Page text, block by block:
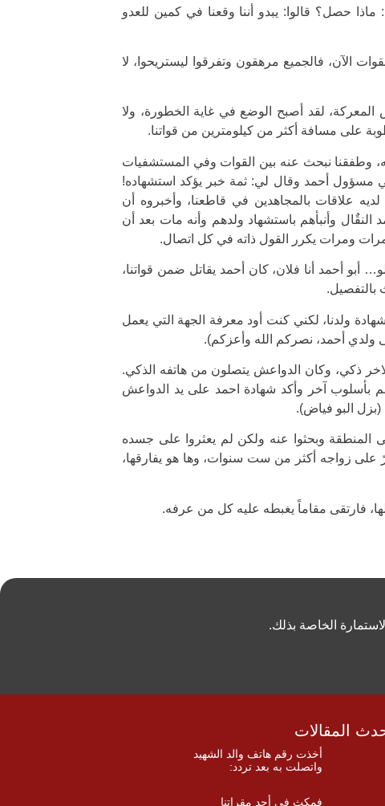
حصل؟ قالوا: يبدو أننا وقعنا في كمين للعدو
الآن، فالجميع مرهقون وتفرقوا ليستريحوا، لا
المعركة، لقد أصبح الوضع في غاية الخطورة، ولا
على مسافة أكثر من كيلومترين من قواتنا.
وطفقنا نبحث عنه بين القوات وفي المستشفيات
بي مسؤول أحمد وقال لي: ثمة خبر يؤكد استشهاده!
علاقات بالمجاهدين في قاطعنا، وأخبروه أن
وأنبأهم باستشهاد ولدهم وأنه مات بعد أن
ومرات يكرر القول ذاته في كل اتصال.
أبو أحمد أنا فلان، كان أحمد يقاتل ضمن قواتنا،
بالتفصيل.
ولدنا، لكني كنت أود معرفة الجهة التي يعمل
ولدي أحمد، نصركم الله وأعزكم).
ذكي، وكان الدواعش يتصلون من هاتفه الذكي.
بأسلوب آخر وأكد شهادة احمد على يد الدواعش
البو فياض).
المنطقة وبحثوا عنه ولكن لم يعثروا على جسده
على زواجه أكثر من ست سنوات، وها هو يفارقها،
فارتقى مقاماً يغبطه عليه كل من عرفه.
الخاصة بذلك.
المقالات
أخذت رقم هاتف والد الشهيد
واتصلت به بعد تردد:
فمكث في أحد مقراتنا